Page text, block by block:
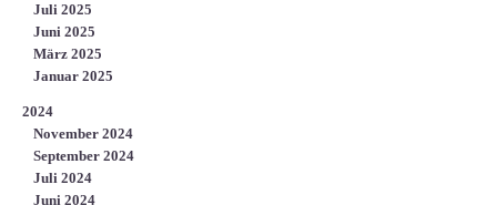
Juli 2025
Juni 2025
März 2025
Januar 2025
2024
November 2024
September 2024
Juli 2024
Juni 2024